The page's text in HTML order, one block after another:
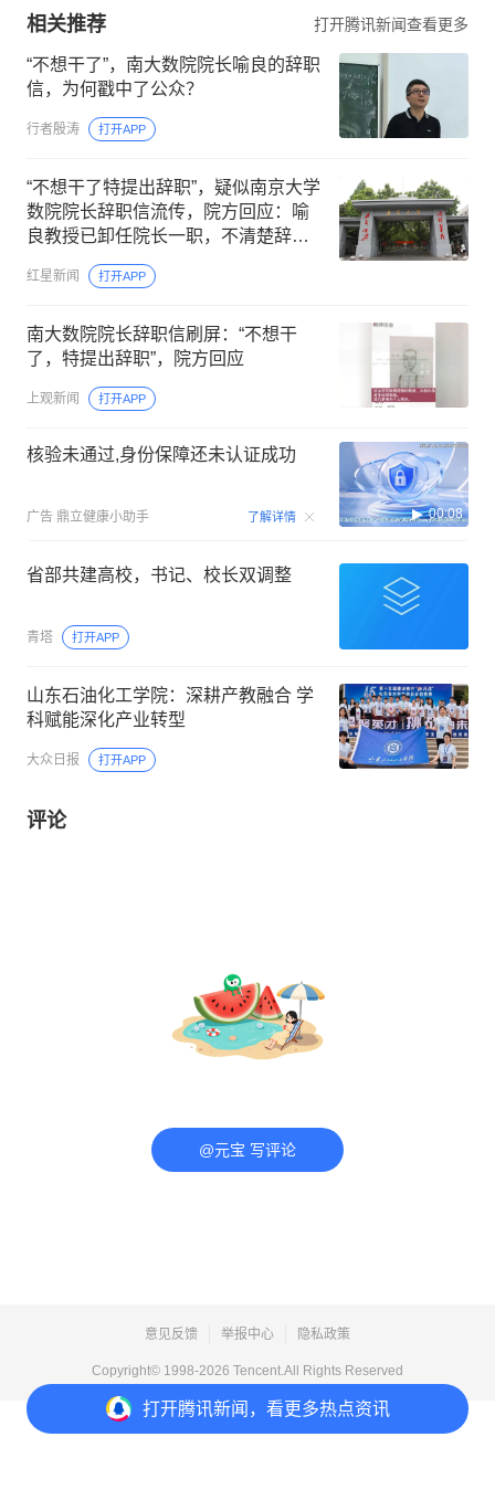
打开腾讯新闻，看更多热点资讯
相关推荐 打开腾讯新闻查看更多
“不想干了”，南大数院院长喻良的辞职
信，为何戳中了公众？
行者殷涛 打开APP
“不想干了特提出辞职”，疑似南京大学
数院院长辞职信流传，院方回应：喻
良教授已卸任院长一职，不清楚辞职
信来源；曾用手绘图做头像
红星新闻 打开APP
南大数院院长辞职信刷屏：“不想干
了，特提出辞职”，院方回应
上观新闻 打开APP
核验未通过,身份保障还未认证成功
广告 鼎立健康小助手 了解详情 00:08
省部共建高校，书记、校长双调整
青塔 打开APP
山东石油化工学院：深耕产教融合 学
科赋能深化产业转型
大众日报 打开APP
评论
@元宝 写评论
意见反馈 举报中心 隐私政策
Copyright© 1998-2026 Tencent.All Rights Reserved